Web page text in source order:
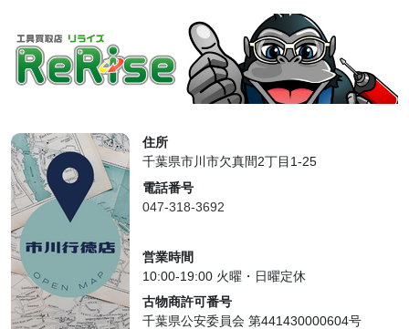
住所
千葉県市川市欠真間2丁目1-25
電話番号
047-318-3692
営業時間
10:00-19:00 火曜・日曜定休
古物商許可番号
千葉県公安委員会 第441430000604号